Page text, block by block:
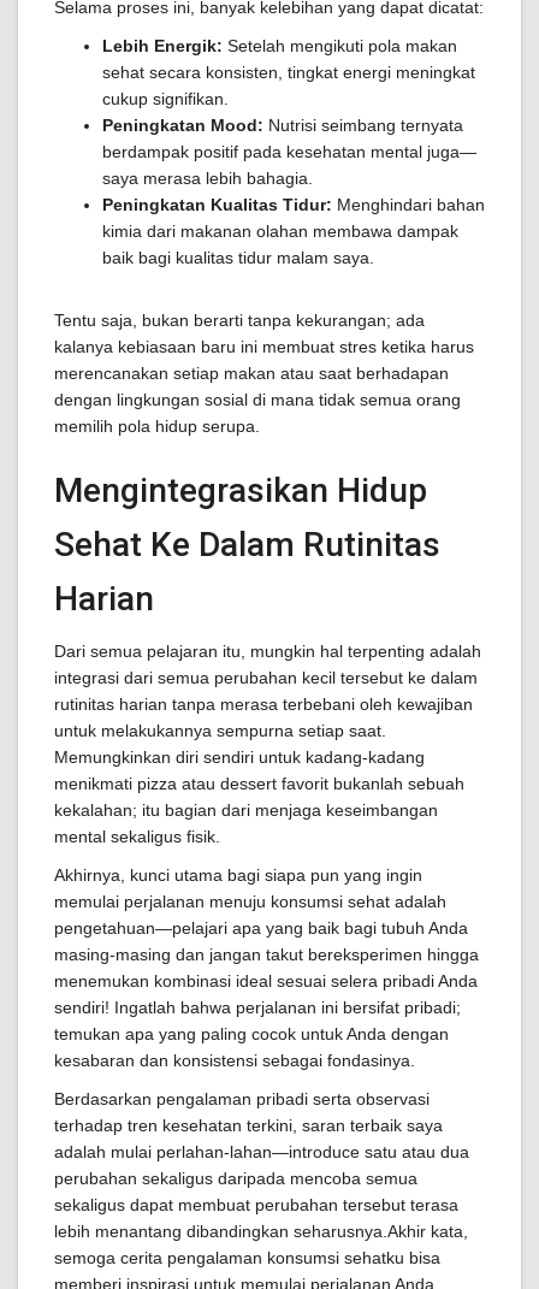
Selama proses ini, banyak kelebihan yang dapat dicatat:
Lebih Energik: Setelah mengikuti pola makan
sehat secara konsisten, tingkat energi meningkat
cukup signifikan.
Peningkatan Mood: Nutrisi seimbang ternyata
berdampak positif pada kesehatan mental juga—
saya merasa lebih bahagia.
Peningkatan Kualitas Tidur: Menghindari bahan
kimia dari makanan olahan membawa dampak
baik bagi kualitas tidur malam saya.
Tentu saja, bukan berarti tanpa kekurangan; ada
kalanya kebiasaan baru ini membuat stres ketika harus
merencanakan setiap makan atau saat berhadapan
dengan lingkungan sosial di mana tidak semua orang
memilih pola hidup serupa.
Mengintegrasikan Hidup
Sehat Ke Dalam Rutinitas
Harian
Dari semua pelajaran itu, mungkin hal terpenting adalah
integrasi dari semua perubahan kecil tersebut ke dalam
rutinitas harian tanpa merasa terbebani oleh kewajiban
untuk melakukannya sempurna setiap saat.
Memungkinkan diri sendiri untuk kadang-kadang
menikmati pizza atau dessert favorit bukanlah sebuah
kekalahan; itu bagian dari menjaga keseimbangan
mental sekaligus fisik.
Akhirnya, kunci utama bagi siapa pun yang ingin
memulai perjalanan menuju konsumsi sehat adalah
pengetahuan—pelajari apa yang baik bagi tubuh Anda
masing-masing dan jangan takut bereksperimen hingga
menemukan kombinasi ideal sesuai selera pribadi Anda
sendiri! Ingatlah bahwa perjalanan ini bersifat pribadi;
temukan apa yang paling cocok untuk Anda dengan
kesabaran dan konsistensi sebagai fondasinya.
Berdasarkan pengalaman pribadi serta observasi
terhadap tren kesehatan terkini, saran terbaik saya
adalah mulai perlahan-lahan—introduce satu atau dua
perubahan sekaligus daripada mencoba semua
sekaligus dapat membuat perubahan tersebut terasa
lebih menantang dibandingkan seharusnya.Akhir kata,
semoga cerita pengalaman konsumsi sehatku bisa
memberi inspirasi untuk memulai perjalanan Anda